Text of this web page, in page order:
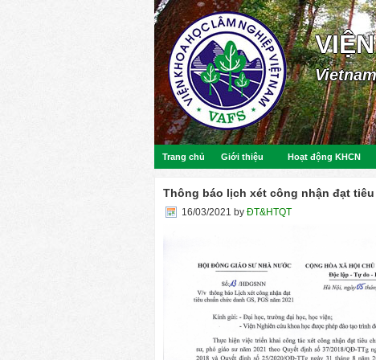
Trang chủ Giới thiệu Hoạt động KHCN
Thông báo lịch xét công nhận đạt
16/03/2021 by ĐT&HTQT